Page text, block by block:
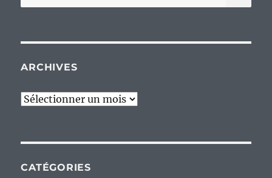
pour :
ARCHIVES
Archives
CATÉGORIES